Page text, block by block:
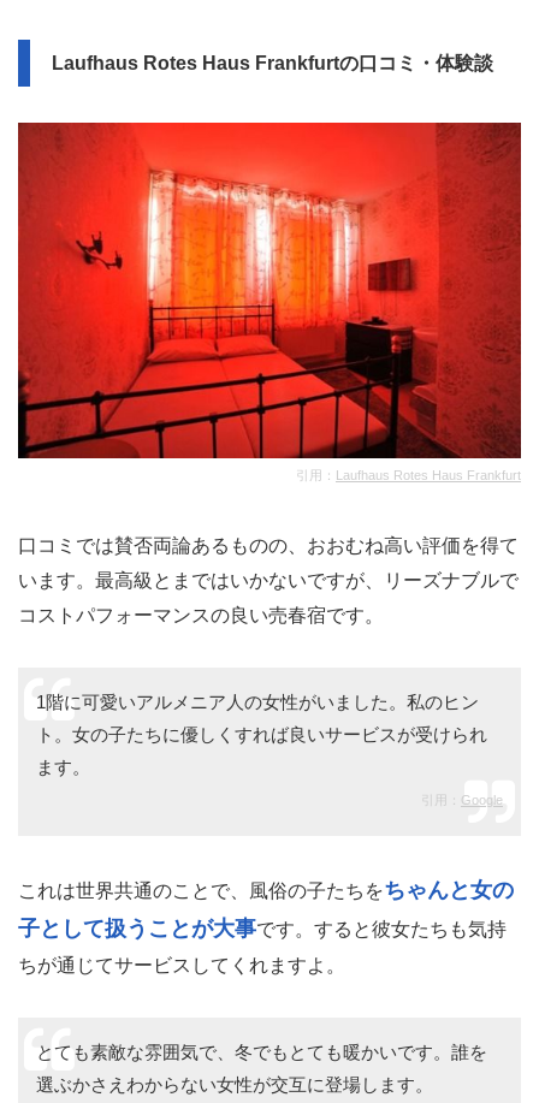
Laufhaus Rotes Haus Frankfurtの口コミ・体験談
引用： Laufhaus Rotes Haus Frankfurt
口コミでは賛否両論あるものの、おおむね高い評価を得て
います。最高級とまではいかないですが、リーズナブルで
コストパフォーマンスの良い売春宿です。
1階に可愛いアルメニア人の女性がいました。私のヒン
ト。女の子たちに優しくすれば良いサービスが受けられ
ます。
引用： Google
これは世界共通のことで、風俗の子たちをちゃんと女の
子として扱うことが大事です。すると彼女たちも気持
ちが通じてサービスしてくれますよ。
とても素敵な雰囲気で、冬でもとても暖かいです。誰を
選ぶかさえわからない女性が交互に登場します。